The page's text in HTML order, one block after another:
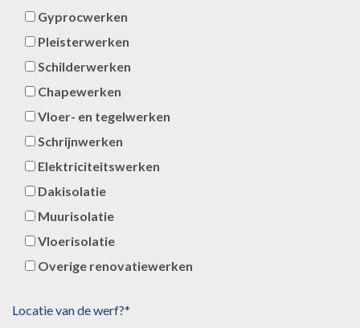
Gyprocwerken
Pleisterwerken
Schilderwerken
Chapewerken
Vloer- en tegelwerken
Schrijnwerken
Elektriciteitswerken
Dakisolatie
Muurisolatie
Vloerisolatie
Overige renovatiewerken
Locatie van de werf?*